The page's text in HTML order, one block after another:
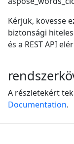
Kérjük, kövesse
biztonsági
és a REST API
A részletekért
Documentation.